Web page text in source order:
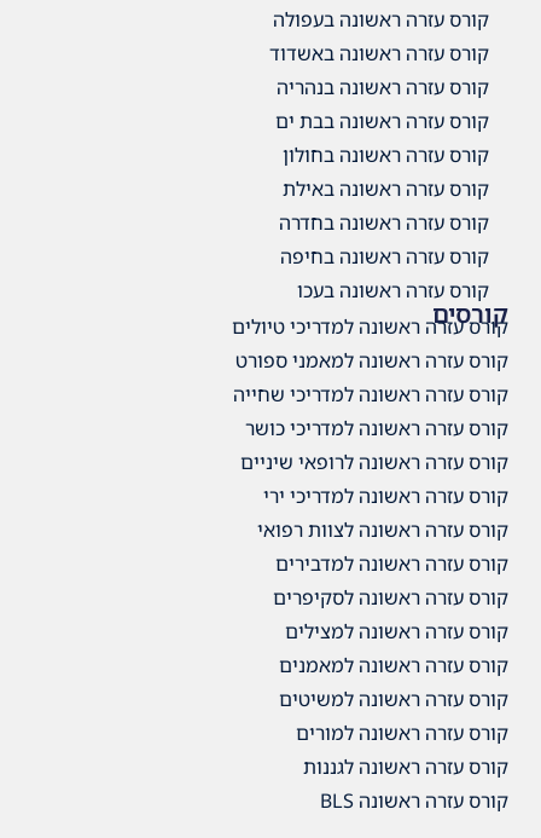
בעפולה
באשדוד
בנהריה
בבת ים
בחולון
באילת
בחדרה
בחיפה
בעכו
טיולים
ספורט
שחייה
כושר
שיניים
ירי
רפואי